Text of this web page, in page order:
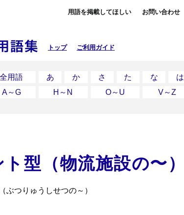
用語を掲載してほしい お問い合わせ
トップ ご利用ガイド
全用語 あ か さ た な は
A～G
H～N O～U V～Z
型（物流施設の〜）
ぶつりゅうしせつの～）